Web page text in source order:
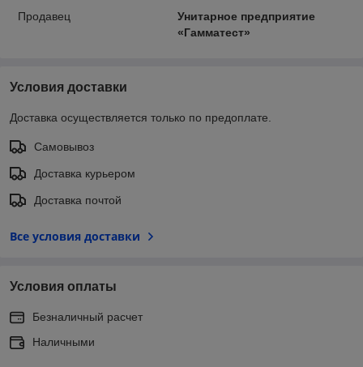
Продавец
Унитарное предприятие
«Гамматест»
Условия доставки
Доставка осуществляется только по предоплате.
Самовывоз
Доставка курьером
Доставка почтой
Все условия доставки
Условия оплаты
Безналичный расчет
Наличными